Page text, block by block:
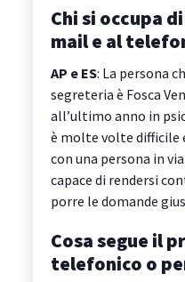
Chi si occupa
mail e al
AP e ES: La persona
segreteria è Fosca
all’ultimo anno in
è molte volte difficile
con una persona in
capace di rendersi
porre le domande
Cosa segue il
telefonico o